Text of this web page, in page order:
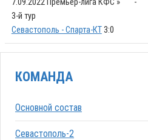
3-й тур
Севастополь - Спарта-КТ3:0
КОМАНДА
Основной состав
Севастополь-2